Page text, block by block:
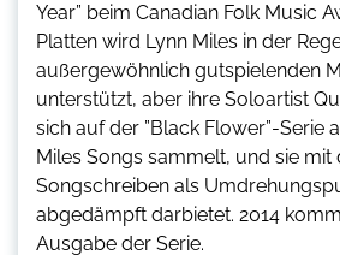
Year” beim Canadian Folk Music
Platten wird Lynn Miles in der
außergewöhnlich gutspielenden
unterstützt, aber ihre Soloartist
sich auf der ”Black Flower”-Serie
Miles Songs sammelt, und sie mit
Songschreiben als
abgedämpft darbietet. 2014
Ausgabe der Serie.